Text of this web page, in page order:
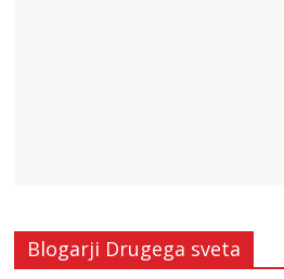
Blogarji Drugega sveta